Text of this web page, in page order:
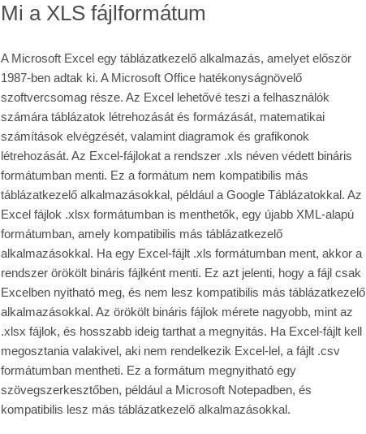
Mi a XLS fájlformátum
A Microsoft Excel egy táblázatkezelő alkalmazás, amelyet először
1987-ben adtak ki. A Microsoft Office hatékonyságnövelő
szoftvercsomag része. Az Excel lehetővé teszi a felhasználók
számára táblázatok létrehozását és formázását, matematikai
számítások elvégzését, valamint diagramok és grafikonok
létrehozását. Az Excel-fájlokat a rendszer .xls néven védett bináris
formátumban menti. Ez a formátum nem kompatibilis más
táblázatkezelő alkalmazásokkal, például a Google Táblázatokkal. Az
Excel fájlok .xlsx formátumban is menthetők, egy újabb XML-alapú
formátumban, amely kompatibilis más táblázatkezelő
alkalmazásokkal. Ha egy Excel-fájlt .xls formátumban ment, akkor a
rendszer örökölt bináris fájlként menti. Ez azt jelenti, hogy a fájl csak
Excelben nyitható meg, és nem lesz kompatibilis más táblázatkezelő
alkalmazásokkal. Az örökölt bináris fájlok mérete nagyobb, mint az
.xlsx fájlok, és hosszabb ideig tarthat a megnyitás. Ha Excel-fájlt kell
megosztania valakivel, aki nem rendelkezik Excel-lel, a fájlt .csv
formátumban mentheti. Ez a formátum megnyitható egy
szövegszerkesztőben, például a Microsoft Notepadben, és
kompatibilis lesz más táblázatkezelő alkalmazásokkal.